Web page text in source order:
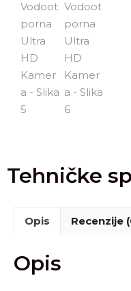
Tehničke
Opis Recenzije
Opis